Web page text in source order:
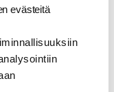
evästeitä
TOOLS –
– Soundart